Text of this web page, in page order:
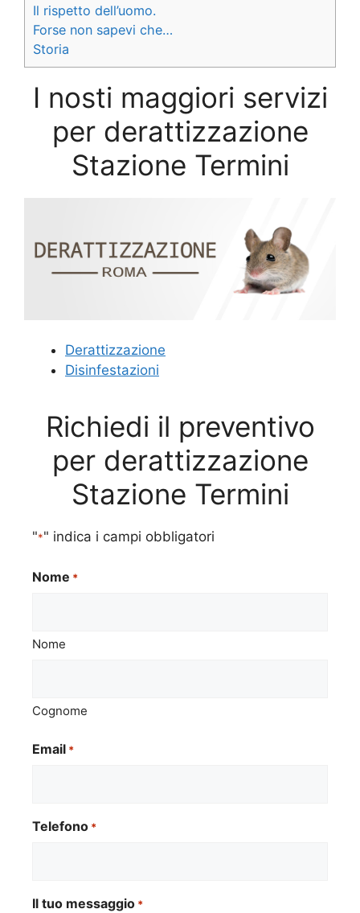
Il rispetto dell’uomo.
Forse non sapevi che…
Storia
I nosti maggiori servizi
per derattizzazione
Stazione Termini
Derattizzazione
Disinfestazioni
Richiedi il preventivo
per derattizzazione
Stazione Termini
"*" indica i campi obbligatori
Nome *
Nome
Cognome
Email *
Telefono *
Il tuo messaggio *